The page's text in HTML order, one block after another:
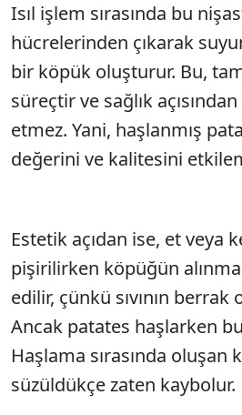
Isıl işlem sırasında bu
hücrelerinden çıkarak
bir köpük oluşturur. Bu,
süreçtir ve sağlık
etmez. Yani, haşlanmış
değerini ve kalitesini
Estetik açıdan ise, et veya
pişirilirken köpüğün
edilir, çünkü sıvının berrak
Ancak patates haşlarken
Haşlama sırasında oluşan
süzüldükçe zaten kaybolur.